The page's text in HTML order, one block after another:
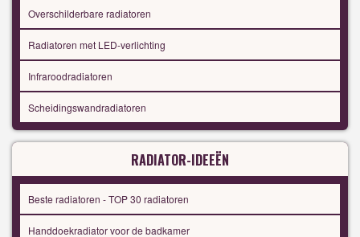
Overschilderbare radiatoren
Radiatoren met LED-verlichting
Infraroodradiatoren
Scheidingswandradiatoren
RADIATOR-IDEEËN
Beste radiatoren - TOP 30 radiatoren
Handdoekradiator voor de badkamer